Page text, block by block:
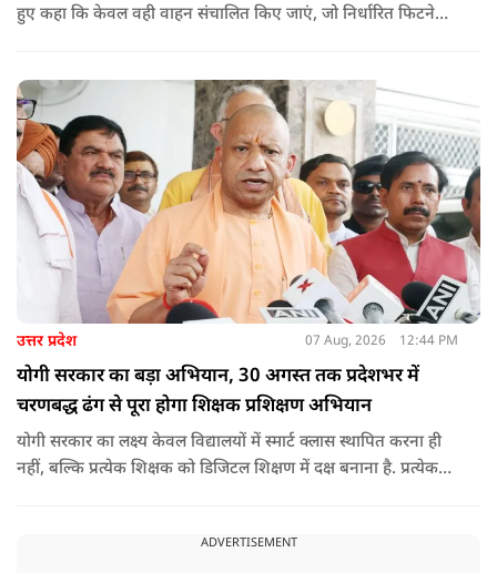
हुए कहा कि केवल वही वाहन संचालित किए जाएं, जो निर्धारित फिटनेस
ताकि विद्यार्थियों और आम नागरिकों की सुरक्षा सुनिश्चित की जा सके.
उत्तर प्रदेश 07 Aug, 2026 12:44 PM
योगी सरकार का बड़ा अभियान, 30 अगस्त तक प्रदेशभर में
चरणबद्ध ढंग से पूरा होगा शिक्षक प्रशिक्षण अभियान
योगी सरकार का लक्ष्य केवल विद्यालयों में स्मार्ट क्लास स्थापित करना ही
नहीं, बल्कि प्रत्येक शिक्षक को डिजिटल शिक्षण में दक्ष बनाना है. प्रत्येक
ADVERTISEMENT